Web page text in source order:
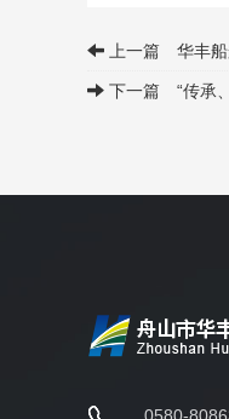
上一篇 华丰船
下一篇 “传承